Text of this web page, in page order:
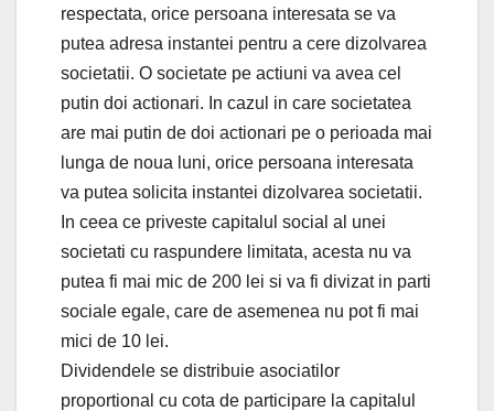
respectata, orice persoana interesata se va
putea adresa instantei pentru a cere dizolvarea
societatii. O societate pe actiuni va avea cel
putin doi actionari. In cazul in care societatea
are mai putin de doi actionari pe o perioada mai
lunga de noua luni, orice persoana interesata
va putea solicita instantei dizolvarea societatii.
In ceea ce priveste capitalul social al unei
societati cu raspundere limitata, acesta nu va
putea fi mai mic de 200 lei si va fi divizat in parti
sociale egale, care de asemenea nu pot fi mai
mici de 10 lei.
Dividendele se distribuie asociatilor
proportional cu cota de participare la capitalul